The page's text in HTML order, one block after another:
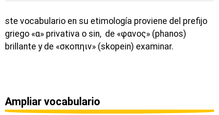
ste vocabulario en su etimología proviene del prefijo
griego «α» privativa o sin, de «φανος» (phanos)
brillante y de «σκοπηιν» (skopein) examinar.
Ampliar vocabulario